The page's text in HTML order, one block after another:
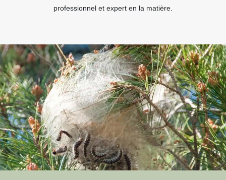
professionnel et expert en la matière.